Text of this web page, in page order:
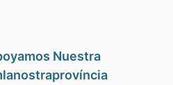
Nuestra